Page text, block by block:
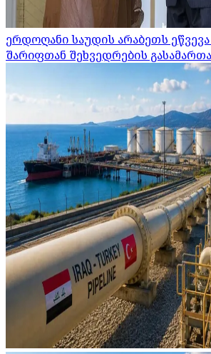
ერდოღანი საუდის არაბეთს
შარიფთან შეხვედრების